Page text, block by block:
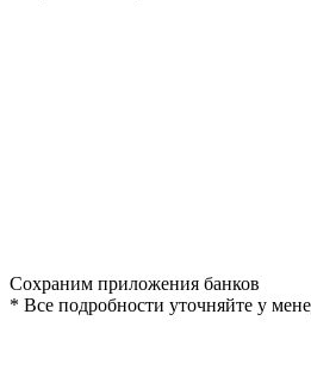
Сохраним приложения банков
* Все подробности уточняйте у